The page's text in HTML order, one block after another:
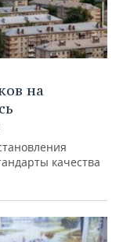
на
качества